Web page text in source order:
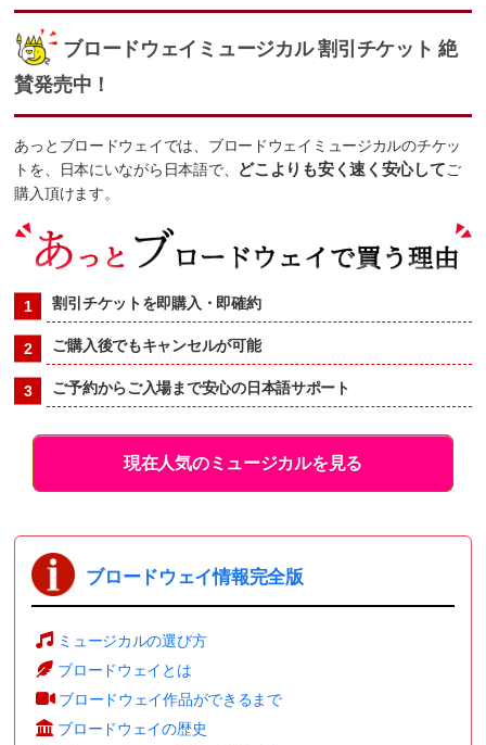
ブロードウェイミュージカル 割引チケット 絶
賛発売中！
あっとブロードウェイでは、ブロードウェイミュージカルのチケッ
トを、日本にいながら日本語で、
どこよりも安く速く安心してご
購入頂けます。
割引チケットを即購入・即確約
ご購入後でもキャンセルが可能
ご予約からご入場まで安心の日本語サポート
現在人気のミュージカルを見る
ブロードウェイ情報完全版
ミュージカルの選び方
ブロードウェイとは
ブロードウェイ作品ができるまで
ブロードウェイの歴史